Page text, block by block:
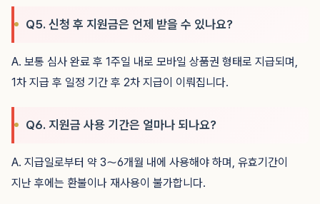
Q5. 신청 후 지원금은 언제 받을 수 있나요?
A. 보통 심사 완료 후 1주일 내로 모바일 상품권 형태로 지급되며,
1차 지급 후 일정 기간 후 2차 지급이 이뤄집니다.
Q6. 지원금 사용 기간은 얼마나 되나요?
A. 지급일로부터 약 3〜6개월 내에 사용해야 하며, 유효기간이
지난 후에는 환불이나 재사용이 불가합니다.